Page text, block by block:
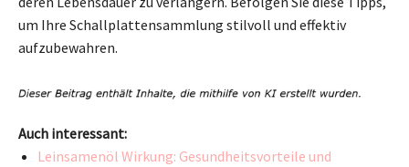
um Ihre Schallplattensammlung stilvoll und effektiv
aufzubewahren.
Auch interessant:
Leinsamenöl Wirkung: Gesundheitsvorteile und